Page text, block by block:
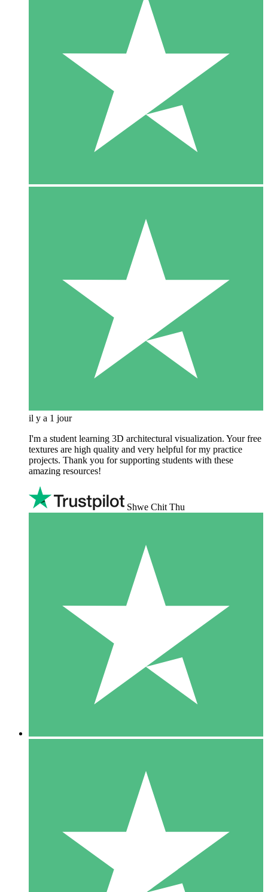
il y a 1 jour
I'm a student learning 3D architectural visualization. Your free
textures are high quality and very helpful for my practice
projects. Thank you for supporting students with these
amazing resources!
Shwe Chit Thu